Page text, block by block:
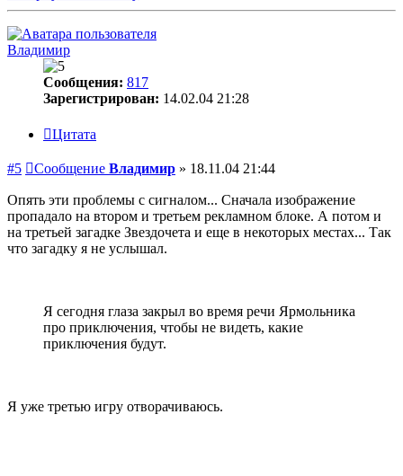
Владимир
Сообщения: 817
Зарегистрирован: 14.02.04 21:28
Цитата
#5 Сообщение Владимир » 18.11.04 21:44
Опять эти проблемы с сигналом... Сначала изображение
пропадало на втором и третьем рекламном блоке. А потом и
на третьей загадке Звездочета и еще в некоторых местах... Так
что загадку я не услышал.
Я сегодня глаза закрыл во время речи Ярмольника
про приключения, чтобы не видеть, какие
приключения будут.
Я уже третью игру отворачиваюсь.